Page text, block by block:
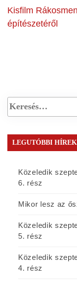
Kisfilm
építészetéről
LEGUTÓBBI HÍREK
Közeledik
6. rész
Mikor lesz az
Közeledik
5. rész
Közeledik
4. rész